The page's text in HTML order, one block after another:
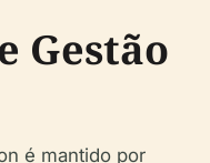
Gestão
é mantido por